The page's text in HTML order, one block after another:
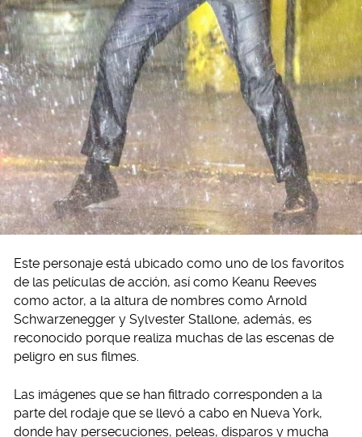
Este personaje está ubicado como uno de los favoritos
de las películas de acción, así como Keanu Reeves
como actor, a la altura de nombres como Arnold
Schwarzenegger y Sylvester Stallone, además, es
reconocido porque realiza muchas de las escenas de
peligro en sus filmes.
Las imágenes que se han filtrado corresponden a la
parte del rodaje que se llevó a cabo en Nueva York,
donde hay persecuciones, peleas, disparos y mucha